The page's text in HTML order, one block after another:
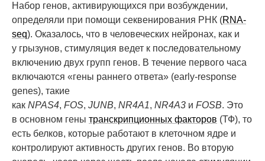
Набор генов, активирующихся при возбуждении,
определяли при помощи секвенирования РНК (RNA-
seq). Оказалось, что в человеческих нейронах, как и
у грызунов, стимуляция ведет к последовательному
включению двух групп генов. В течение первого часа
включаются «гены раннего ответа» (early-response
genes), такие
как NPAS4, FOS, JUNB, NR4A1, NR4A3 и FOSB. Это
в основном гены транскрипционных факторов (ТФ), то
есть белков, которые работают в клеточном ядре и
контролируют активность других генов. Во вторую